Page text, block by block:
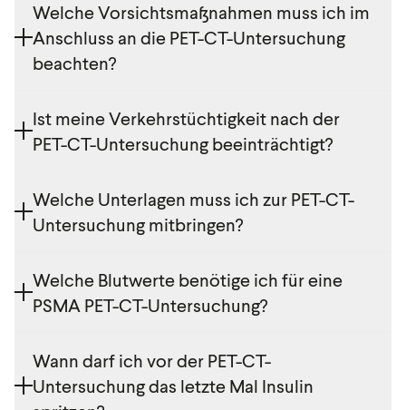
Minuten. Bitte rechnen Sie aber mit einer
Gesamtaufenthaltsdauer von ca. 2–3 Stunden. Das
Ärzt:innengespräch und die Tracer-Gabe benötigen
Welche Vorsichtsmaßnahmen muss ich im
Anschluss an die PET-CT-Untersuchung
beachten?
und Schwangeren 24 Stunden nach der
Untersuchung.
Ist meine Verkehrstüchtigkeit nach der
PET-CT-Untersuchung beeinträchtigt?
Beeinträchtigung der Verkehrstüchtigkeit.
Welche Unterlagen muss ich zur PET-CT-
Untersuchung mitbringen?
Befunde mit, die nicht im imagingverbund gemacht
wurden.
Welche Blutwerte benötige ich für eine
PSMA PET-CT-Untersuchung?
Untersuchung die aktuellen Werte von PSA-, TSH-
und Kreatinin mit.
Wann darf ich vor der PET-CT-
Untersuchung das letzte Mal Insulin